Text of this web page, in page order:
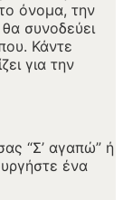
όνομα, την
συνοδεύει
Κάντε
για την
“Σ’ αγαπώ” ή
ένα